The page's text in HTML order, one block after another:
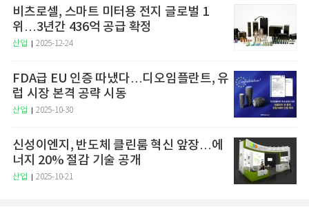
비츠로셀, 스마트 미터용 전지 글로벌 1
위…3년간 436억 공급 확정
산업 2025-12-24
FDA급 EU 인증 따냈다…디오임플란트, 유
럽 시장 본격 공략 시동
산업 2025-10-30
신성이엔지, 반도체 클린룸 혁신 앞장…에
너지 20% 절감 기술 공개
산업 2025-10-21